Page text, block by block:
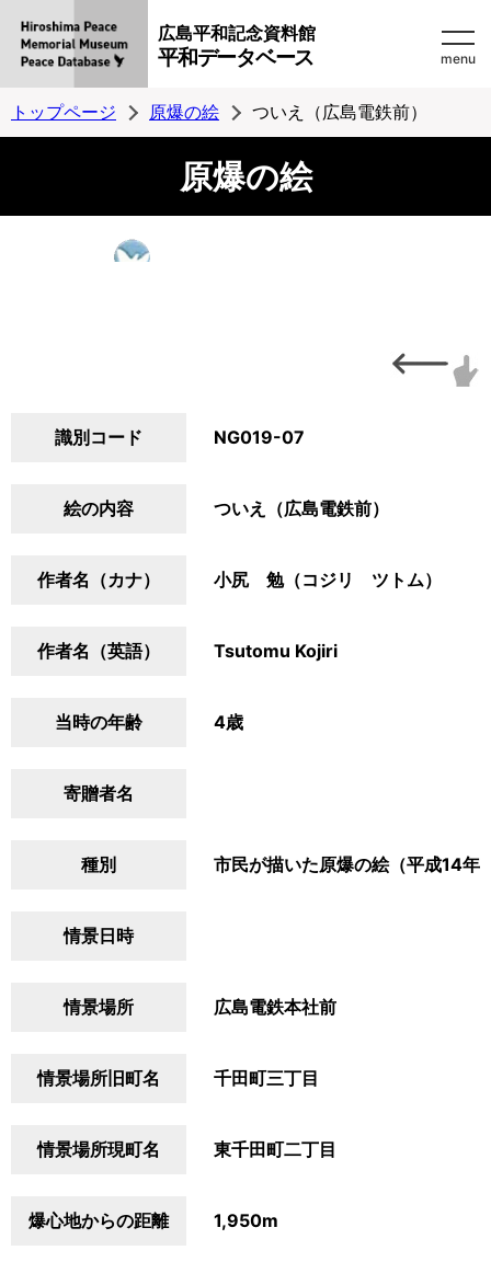
広島平和記念資料館
平和データベース menu
トップページ 原爆の絵 ついえ（広島電鉄前）
原爆の絵
識別コード NG019-07
絵の内容 ついえ（広島電鉄前）
作者名（カナ） 小尻 勉（コジリ ツトム）
作者名（英語） Tsutomu Kojiri
当時の年齢 4歳
寄贈者名
種別 市民が描いた原爆の絵（平成14年
情景日時
情景場所 広島電鉄本社前
情景場所旧町名 千田町三丁目
情景場所現町名 東千田町二丁目
爆心地からの距離 1,950m